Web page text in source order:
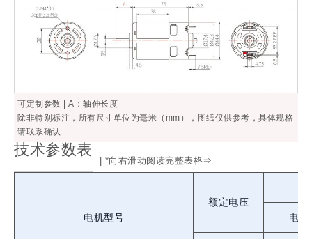
可定制参数 | A：轴伸长度
除非特别标注，所有尺寸单位为毫米（mm），图纸仅供参考，具体规格
请联系确认
技术参数表
| *向右滑动阅读完整表格⇒
电机型号
额定电压
电流